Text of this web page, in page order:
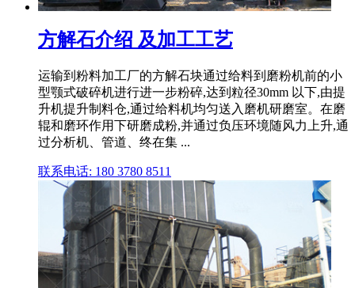
方解石介绍 及加工工艺
运输到粉料加工厂的方解石块通过给料到磨粉机前的小
型颚式破碎机进行进一步粉碎,达到粒径30mm 以下,由提
升机提升制料仓,通过给料机均匀送入磨机研磨室。在磨
辊和磨环作用下研磨成粉,并通过负压环境随风力上升,通
过分析机、管道、终在集 ...
联系电话: 180 3780 8511